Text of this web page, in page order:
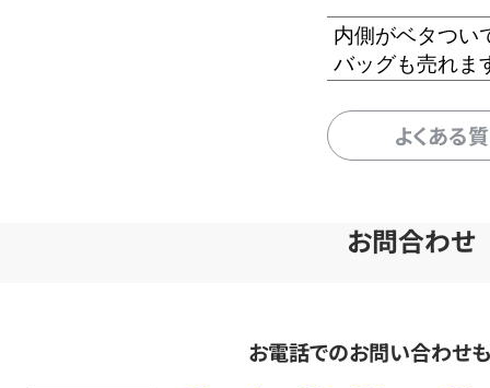
内側がベタつい
バッグも売れま
よくある
お問合わせ
お電話でのお問い合わせ